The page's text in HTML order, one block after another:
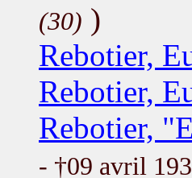
(30) )
Rebotier,
Rebotier,
Rebotier,
- †09 avril